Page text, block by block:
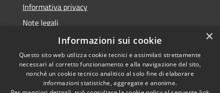
Informativa privacy
Note legali
Dichiarazione di accessibilità
RSS Copyright © 2026 • Comune di
×
Informazioni sui cookie
Questo sito web utilizza cookie tecnici e assimilati strettamente
necessari al corretto funzionamento e alla navigazione del sito,
nonché un cookie tecnico analitico al solo fine di elaborare
informazioni statistiche, aggregate e anonime.